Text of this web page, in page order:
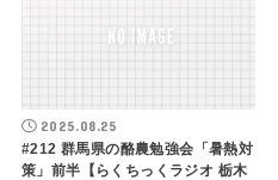
2025.08.25
#212 群馬県の酪農勉強会「暑熱対
策」前半【らくちっくラジオ 栃木